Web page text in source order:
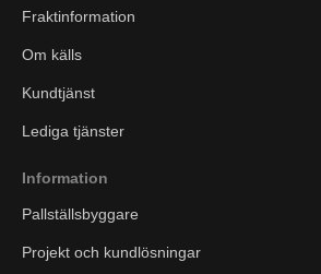
Fraktinformation
Om källs
Kundtjänst
Lediga tjänster
Information
Pallställsbyggare
Projekt och kundlösningar